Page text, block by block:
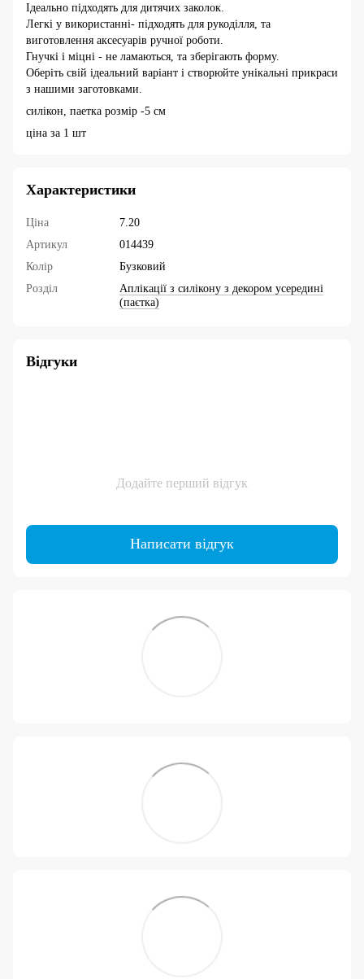
Ідеально підходять для дитячих заколок.
Легкі у використанні- підходять для рукоділля, та
виготовлення аксесуарів ручної роботи.
Гнучкі і міцні - не ламаються, та зберігають форму.
Оберіть свій ідеальний варіант і створюйте унікальні прикраси
з нашими заготовками.
силікон, паетка розмір -5 см
ціна за 1 шт
Характеристики
Ціна
7.20
Артикул
014439
Колір
Бузковий
Розділ
Аплікації з силікону з декором усередині
(паєтка)
Відгуки
Додайте перший відгук
Написати відгук